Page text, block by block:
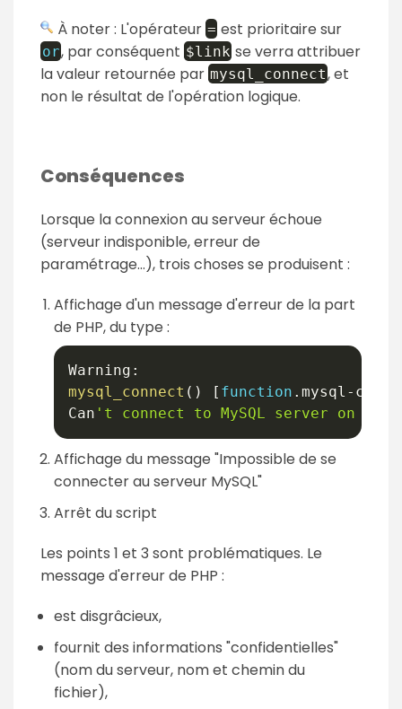
À noter : L'opérateur = est prioritaire sur
or, par conséquent$link se verra attribuer
la valeur retournée par mysql_connect, et
non le résultat de l'opération logique.
Conséquences
Lorsque la connexion au serveur échoue
(serveur indisponible, erreur de
paramétrage…), trois choses se produisent :
Affichage d'un message d'erreur de la part
de PHP, du type :
Warning :
mysql_connect ( ) [ function . mysql -
Can 't connect to MySQL server on '
Affichage du message "Impossible de se
connecter au serveur MySQL"
Arrêt du script
Les points 1 et 3 sont problématiques. Le
message d'erreur de PHP :
est disgrâcieux,
fournit des informations "confidentielles"
(nom du serveur, nom et chemin du
fichier),